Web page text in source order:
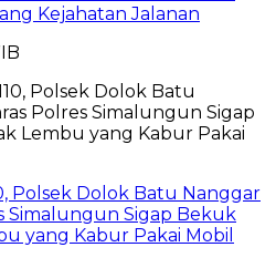
Kejahatan Jalanan
Polsek Dolok Batu Nanggar
Simalungun Sigap Bekuk
yang Kabur Pakai Mobil